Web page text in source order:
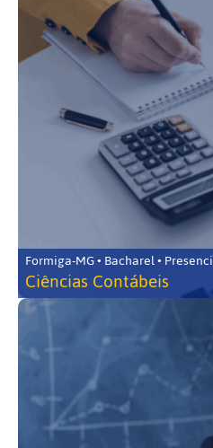
Formiga-MG • Bacharel •
Ciências Contábeis